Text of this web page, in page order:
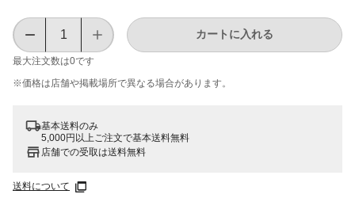
最大注文数は0です
カートに入れる
※価格は​店舗や​掲載場所で​異なる​場合が​あります。
基本送料のみ
5,000円以上ご注文で基本送料無料
店舗での受取は送料無料
送料について